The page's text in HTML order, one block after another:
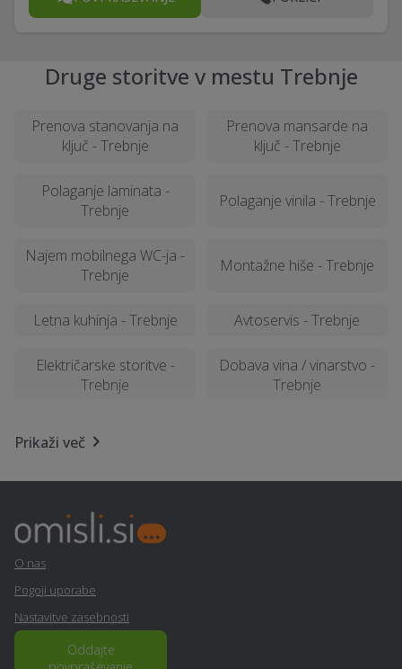
Druge storitve v mestu Trebnje
Prenova stanovanja na
ključ - Trebnje
Prenova mansarde na
ključ - Trebnje
Polaganje laminata -
Trebnje
Polaganje vinila - Trebnje
Najem mobilnega WC-ja -
Trebnje
Montažne hiše - Trebnje
Letna kuhinja - Trebnje Avtoservis - Trebnje
Električarske storitve -
Trebnje
Dobava vina / vinarstvo -
Trebnje
Trebnje
Trebnje
Nosečnost - Trebnje
Trebnje
Prikaži več
O nas
Pogoji uporabe
Nastavitve zasebnosti
Oddajte